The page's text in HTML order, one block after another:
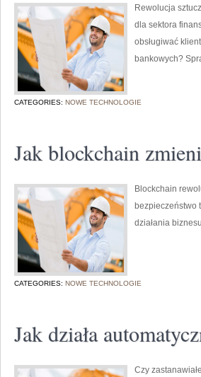
Rewolucja
dla sektora
obsługiwać
bankowych?
CATEGORIES: NOWE TECHNOLOGIE
Jak blockchain
Blockchain
bezpieczeństwo
działania
CATEGORIES: NOWE TECHNOLOGIE
Jak działa
Czy